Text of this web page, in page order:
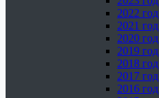
2022 год
2021 год
2020 год
2019 год
2018 год
2017 год
2016 год